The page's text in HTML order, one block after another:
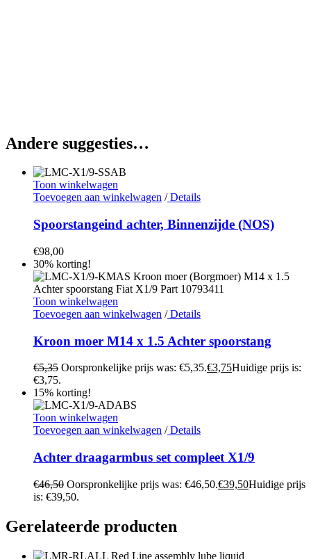
Andere suggesties…
Toon winkelwagen
Toevoegen aan winkelwagen /Details
Spoorstangeind achter, Binnenzijde (NOS)
€98,00
30% korting!
Toon winkelwagen
Toevoegen aan winkelwagen /Details
Kroon moer M14 x 1.5 Achter spoorstang
€5,35 Oorspronkelijke prijs was: €5,35.€3,75Huidige prijs is:
€3,75.
15% korting!
Toon winkelwagen
Toevoegen aan winkelwagen /Details
Achter draagarmbus set compleet X1/9
€46,50 Oorspronkelijke prijs was: €46,50.€39,50Huidige prijs
is: €39,50.
Gerelateerde producten